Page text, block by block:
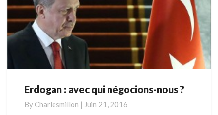
Erdogan
avec
Erdogan : avec qui négocions-nous ?
By Charlesmillon | Juin 21, 2016